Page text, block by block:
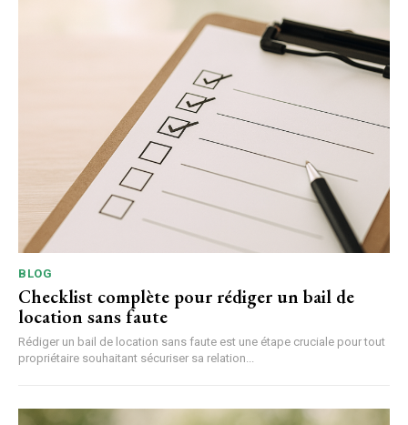
BLOG
Checklist complète pour rédiger un bail de
location sans faute
Rédiger un bail de location sans faute est une étape cruciale pour tout
propriétaire souhaitant sécuriser sa relation...